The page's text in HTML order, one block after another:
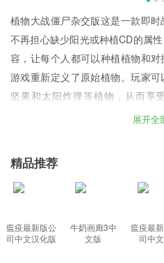
植物大战僵尸杂交版这是一款即
不再担心缺少阳光或种植CD的属
容，让每个人都可以种植植物和对
游戏重新定义了原始植物。玩家
坚果和太阳炸弹等植物，从而享
比，本次游戏还移植了7个主要章
植物大战僵尸杂交版重制版手机版
基因重组单元，如“月光蘑菇致幻
展开全
精品推荐
瘟疫最新版公
司中文汉化版
牛奶画廊3中
文版
瘟疫最
司中